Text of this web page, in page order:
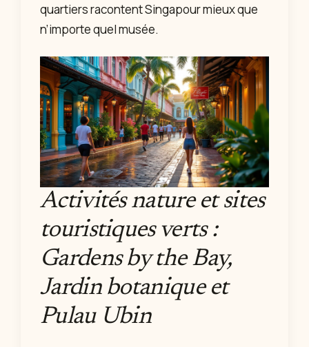
quartiers racontent Singapour mieux que
n’importe quel musée.
Activités nature et sites
touristiques verts :
Gardens by the Bay,
Jardin botanique et
Pulau Ubin